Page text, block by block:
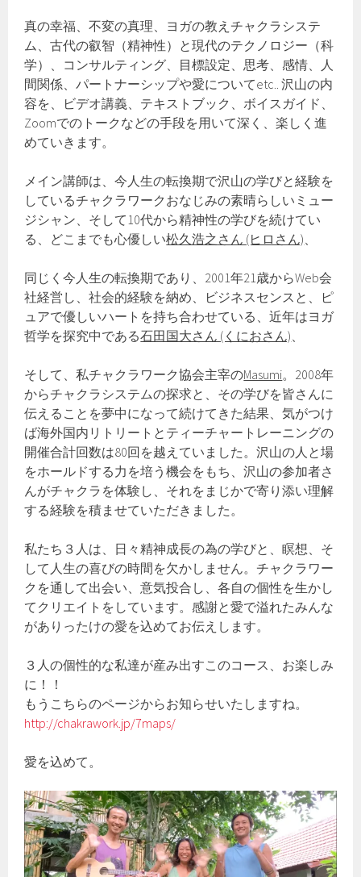
真の幸福、不変の真理、ヨガの教えチャクラシステ
ム、古代の叡智（精神性）と現代のテクノロジー（科
学）、コンサルティング、目標設定、思考、感情、人
間関係、パートナーシップや愛についてetc.. 沢山の内
容を、ビデオ講義、テキストブック、ボイスガイド、
Zoomでのトークなどの手段を用いて深く、楽しく進
めていきます。
メイン講師は、今人生の転換期で沢山の学びと経験を
しているチャクラワークおなじみの素晴らしいミュー
ジシャン、そして10代から精神性の学びを続けてい
る、どこまでも心優しい松久浩之さん (ヒロさん)、
同じく今人生の転換期であり、2001年21歳からWeb会
社経営し、社会的経験を納め、ビジネスセンスと、ピ
ュアで優しいハートを持ち合わせている、近年はヨガ
哲学を探究中である石田国大さん (くにおさん)、
そして、私チャクラワーク協会主宰のMasumi。2008年
からチャクラシステムの探求と、その学びを皆さんに
伝えることを夢中になって続けてきた結果、気がつけ
ば海外国内リトリートとティーチャートレーニングの
開催合計回数は80回を越えていました。沢山の人と場
をホールドする力を培う機会をもち、沢山の参加者さ
んがチャクラを体験し、それをまじかで寄り添い理解
する経験を積ませていただきました。
私たち３人は、日々精神成長の為の学びと、瞑想、そ
して人生の喜びの時間を欠かしません。チャクラワー
クを通して出会い、意気投合し、各自の個性を生かし
てクリエイトをしています。感謝と愛で溢れたみんな
がありったけの愛を込めてお伝えします。
３人の個性的な私達が産み出すこのコース、お楽しみ
に！！
もうこちらのページからお知らせいたしますね。
http://chakrawork.jp/7maps/
愛を込めて。